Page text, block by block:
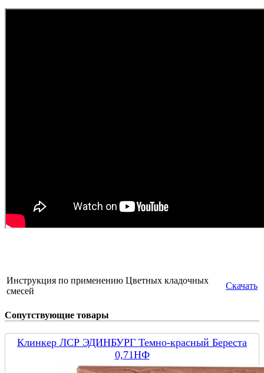
Инструкция по применению Цветных кладочных
смесей
Скачать
Сопутствующие товары
Клинкер ЛСР ЭДИНБУРГ Темно-красный Береста
0,71НФ